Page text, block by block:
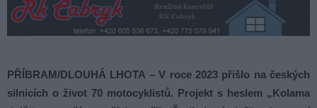
PŘÍBRAM/DLOUHÁ LHOTA – V roce 2023 přišlo na českých
silnicích o život 70 motocyklistů. Projekt s heslem „Kolama